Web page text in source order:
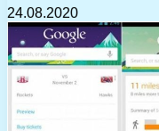
24.08.2020